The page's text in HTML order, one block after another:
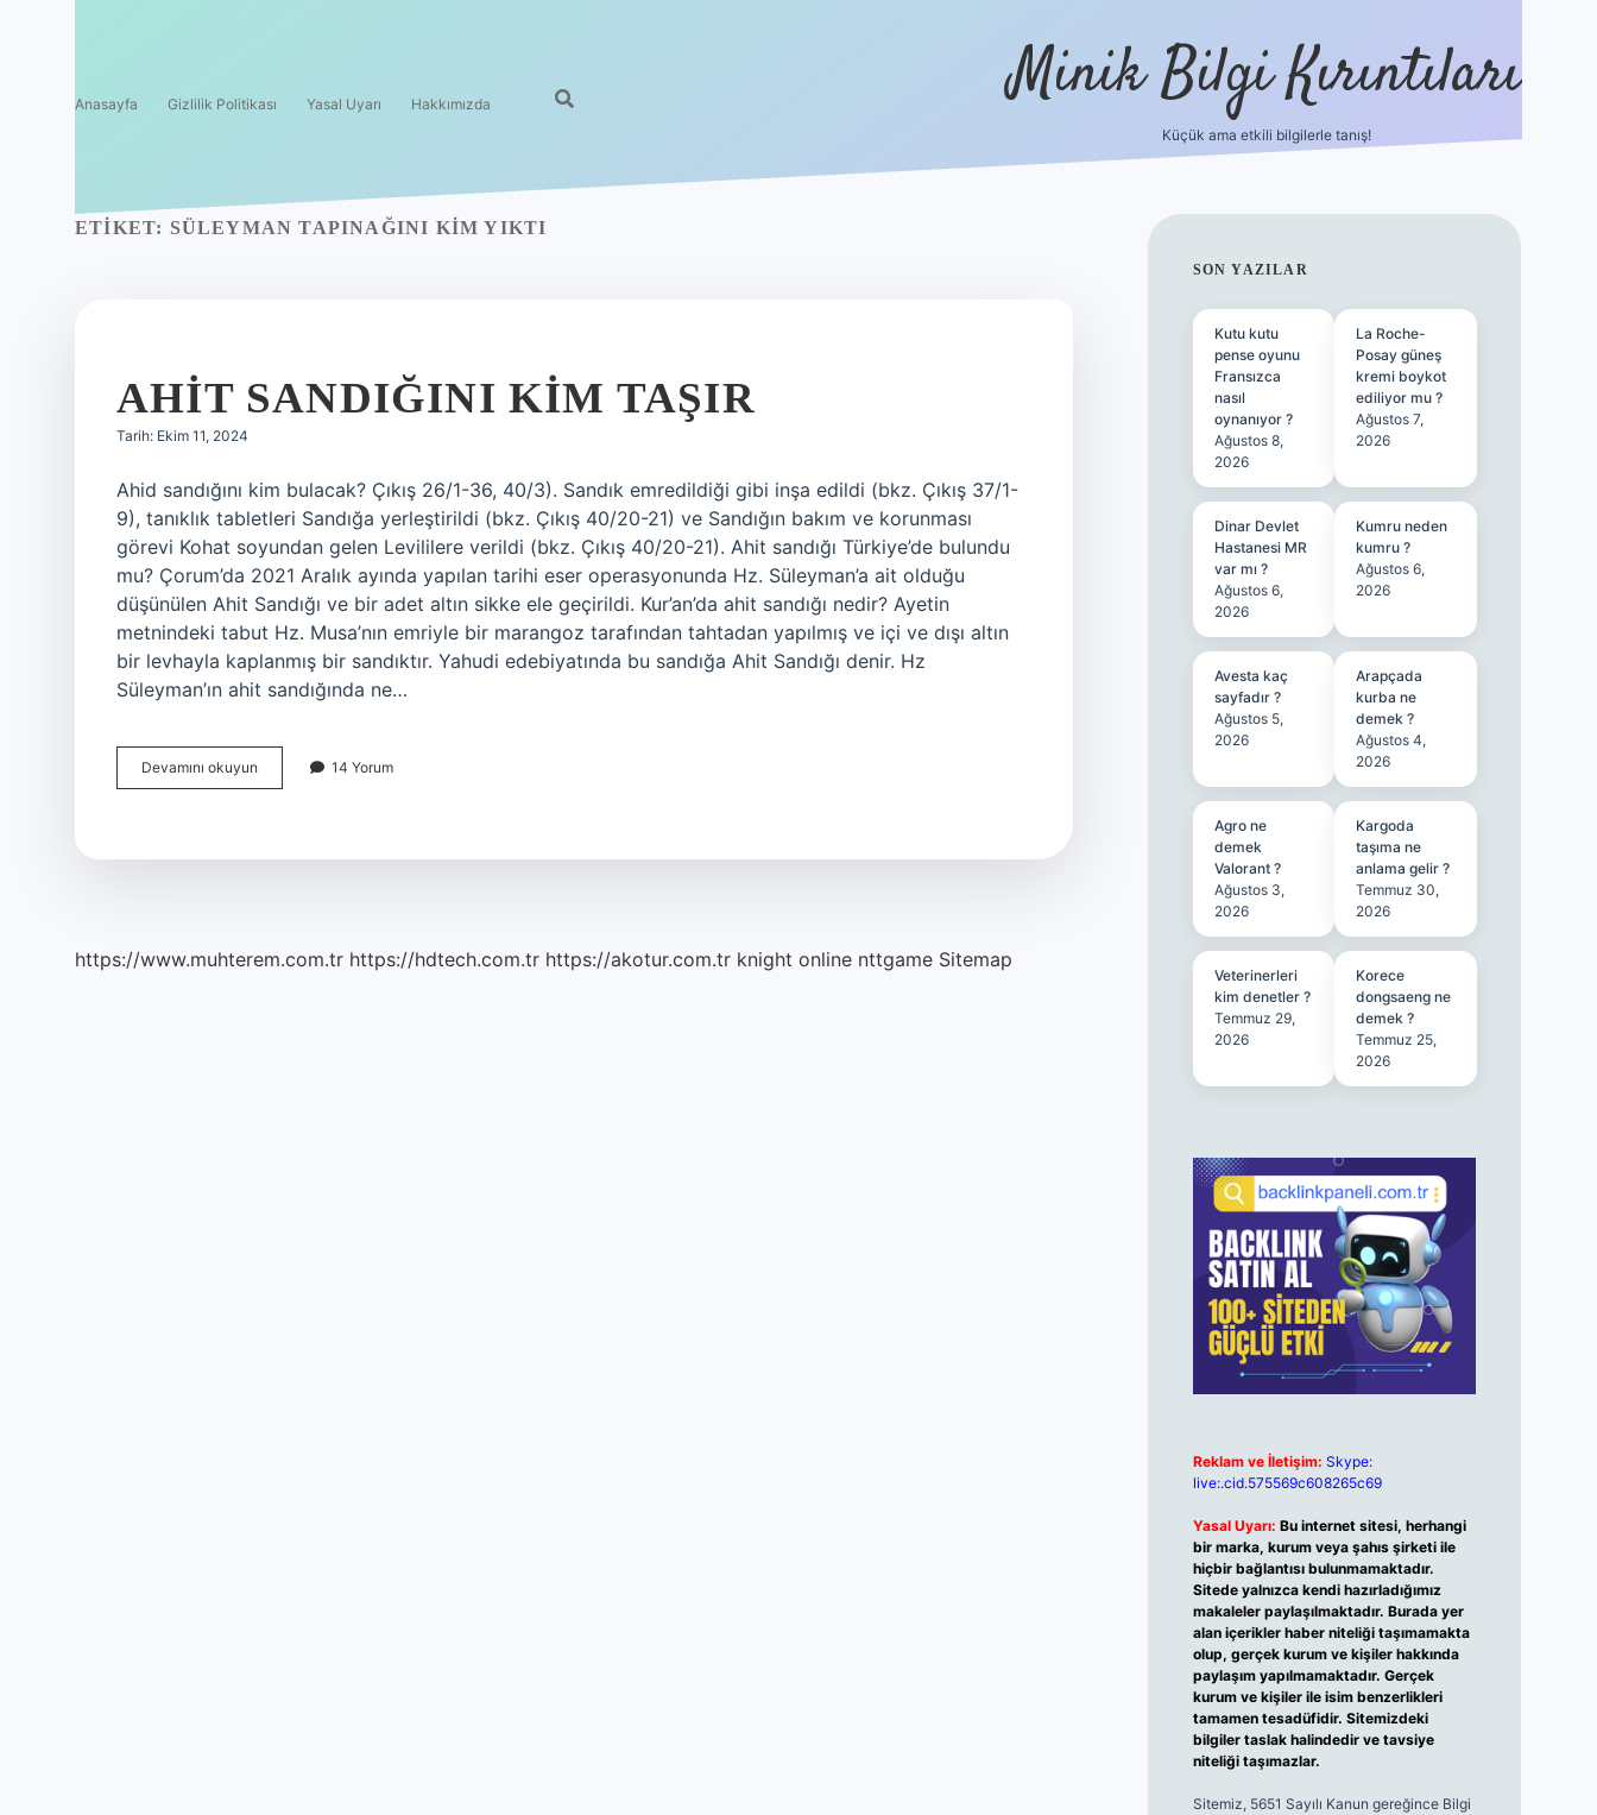
Anasayfa Gizlilik Politikası Yasal Uyarı Hakkımızda Minik Bilgi Kırıntıları
Küçük ama etkili bilgilerle tanış!
ETIKET: SÜLEYMAN TAPINAĞINI KIM YIKTI
AHIT SANDIĞINI KIM TAŞIR
Tarih: Ekim 11, 2024
Ahid sandığını kim bulacak? Çıkış 26/1-36, 40/3). Sandık emredildiği gibi inşa edildi (bkz. Çıkış 37/1-
9), tanıklık tabletleri Sandığa yerleştirildi (bkz. Çıkış 40/20-21) ve Sandığın bakım ve korunması
görevi Kohat soyundan gelen Levililere verildi (bkz. Çıkış 40/20-21). Ahit sandığı Türkiye’de bulundu
mu? Çorum’da 2021 Aralık ayında yapılan tarihi eser operasyonunda Hz. Süleyman’a ait olduğu
düşünülen Ahit Sandığı ve bir adet altın sikke ele geçirildi. Kur’an’da ahit sandığı nedir? Ayetin
metnindeki tabut Hz. Musa’nın emriyle bir marangoz tarafından tahtadan yapılmış ve içi ve dışı altın
bir levhayla kaplanmış bir sandıktır. Yahudi edebiyatında bu sandığa Ahit Sandığı denir. Hz
Süleyman’ın ahit sandığında ne…
Devamını okuyun
Sandığını
14 Yorum
https://www.muhterem.com.tr https://hdtech.com.tr https://akotur.com.tr knight online nttgame Sitemap
SIDEBAR
SON YAZILAR
Kutu kutu
pense oyunu
Fransızca
nasıl
oynanıyor ?
Ağustos 8,
2026
La Roche-
Posay güneş
kremi boykot
ediliyor mu ?
Ağustos 7,
2026
Dinar Devlet
Hastanesi MR
var mı ?
Ağustos 6,
2026
Kumru neden
kumru ?
Ağustos 6,
2026
Avesta kaç
sayfadır ?
Ağustos 5,
2026
Arapçada
kurba ne
demek ?
Ağustos 4,
2026
Agro ne
demek
Valorant ?
Ağustos 3,
2026
Kargoda
taşıma ne
anlama gelir ?
Temmuz 30,
2026
Veterinerleri
kim denetler ?
Temmuz 29,
2026
Korece
dongsaeng ne
demek ?
Temmuz 25,
2026
Reklam ve İletişim: Skype:
live:.cid.575569c608265c69
Yasal Uyarı: Bu internet sitesi, herhangi
bir marka, kurum veya şahıs şirketi ile
hiçbir bağlantısı bulunmamaktadır.
Sitede yalnızca kendi hazırladığımız
makaleler paylaşılmaktadır. Burada yer
alan içerikler haber niteliği taşımamakta
olup, gerçek kurum ve kişiler hakkında
paylaşım yapılmamaktadır. Gerçek
kurum ve kişiler ile isim benzerlikleri
tamamen tesadüfidir. Sitemizdeki
bilgiler taslak halindedir ve tavsiye
niteliği taşımazlar.
Sitemiz, 5651 Sayılı Kanun gereğince Bilgi
ilbet